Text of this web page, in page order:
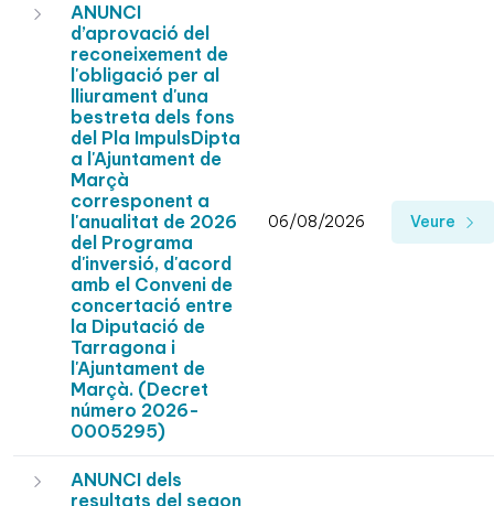
ANUNCI
d’aprovació del
reconeixement de
l'obligació per al
lliurament d'una
bestreta dels fons
del Pla ImpulsDipta
a l'Ajuntament de
Marçà
corresponent a
l'anualitat de 2026
del Programa
d'inversió, d'acord
amb el Conveni de
concertació entre
la Diputació de
Tarragona i
l'Ajuntament de
Marçà. (Decret
número 2026-
0005295)
06/08/2026 Veure
ANUNCI dels
resultats del segon